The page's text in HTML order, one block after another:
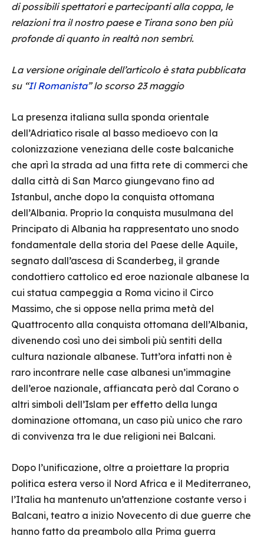
di possibili spettatori e partecipanti alla coppa, le
relazioni tra il nostro paese e Tirana sono ben più
profonde di quanto in realtà non sembri.
La versione originale dell’articolo è stata pubblicata
su “Il Romanista” lo scorso 23 maggio
La presenza italiana sulla sponda orientale
dell’Adriatico risale al basso medioevo con la
colonizzazione veneziana delle coste balcaniche
che aprì la strada ad una fitta rete di commerci che
dalla città di San Marco giungevano fino ad
Istanbul, anche dopo la conquista ottomana
dell’Albania. Proprio la conquista musulmana del
Principato di Albania ha rappresentato uno snodo
fondamentale della storia del Paese delle Aquile,
segnato dall’ascesa di Scanderbeg, il grande
condottiero cattolico ed eroe nazionale albanese la
cui statua campeggia a Roma vicino il Circo
Massimo, che si oppose nella prima metà del
Quattrocento alla conquista ottomana dell’Albania,
divenendo così uno dei simboli più sentiti della
cultura nazionale albanese. Tutt’ora infatti non è
raro incontrare nelle case albanesi un’immagine
dell’eroe nazionale, affiancata però dal Corano o
altri simboli dell’Islam per effetto della lunga
dominazione ottomana, un caso più unico che raro
di convivenza tra le due religioni nei Balcani.
Dopo l’unificazione, oltre a proiettare la propria
politica estera verso il Nord Africa e il Mediterraneo,
l’Italia ha mantenuto un’attenzione costante verso i
Balcani, teatro a inizio Novecento di due guerre che
hanno fatto da preambolo alla Prima guerra